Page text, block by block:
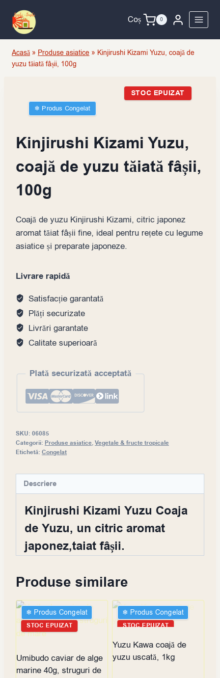
content
Coș 0
Acasă » Produse asiatice » Kinjirushi Kizami Yuzu, coajă de
yuzu tăiată fâșii, 100g
❄︎ Produs Congelat
STOC EPUIZAT
Kinjirushi Kizami Yuzu,
coajă de yuzu tăiată fâșii,
100g
Coajă de yuzu Kinjirushi Kizami, citric japonez
aromat tăiat fâșii fine, ideal pentru rețete cu legume
asiatice și preparate japoneze.
Livrare rapidă
Satisfacție garantată
Plăți securizate
Livrări garantate
Calitate superioară
Plată securizată acceptată
SKU: 06085
Categorii: Produse asiatice,Vegetale & fructe tropicale
Etichetă: Congelat
Descriere
Kinjirushi Kizami Yuzu Coaja
de Yuzu, un citric aromat
japonez,taiat fâșii.
Produse similare
❄︎ Produs Congelat
STOC EPUIZAT
Umibudo caviar de alge
marine 40g, struguri de
❄︎ Produs Congelat
STOC EPUIZAT
Yuzu Kawa coajă de
yuzu uscată, 1kg